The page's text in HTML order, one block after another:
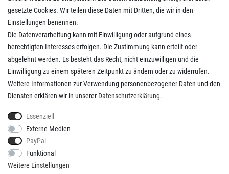
Kaufvertrag widerrufen
Kunden Service
Anmelden
Registrieren
Kontakt
gesetzte Cookies. Wir teilen diese Daten mit Dritten, die wir in den
Einstellungen benennen.
Die Datenverarbeitung kann mit Einwilligung oder aufgrund eines
berechtigten Interesses erfolgen. Die Zustimmung kann erteilt oder
abgelehnt werden. Es besteht das Recht, nicht einzuwilligen und die
Einwilligung zu einem späteren Zeitpunkt zu ändern oder zu widerrufen.
Weitere Informationen zur Verwendung personenbezogener Daten und den
Diensten erklären wir in unserer Daten­schutz­erklärung.
Essenziell
Externe Medien
PayPal
Funktional
Weitere Einstellungen